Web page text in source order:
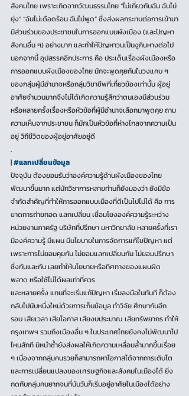
สังคมไทย เพราะเกิดจากวัฒนธรรมไทย “ไม่เกี่ยวกับฉัน ฉันไม่
ยุ่ง” “ฉันไม่เดือดร้อน ฉันไม่พูด” ซึ่งส่งผลกระทบต่อการเข้ามา
มีส่วนร่วมของประชาชนในการออกแบบผังเมือง (และปัญหา
สังคมอื่น ๆ) อย่างมาก และทำให้ปัญหาวนเป็นงูกินหางต่อไป
นอกจากนี้ อุปสรรคอีกประการ คือ ประเด็นเรื่องผังเมืองหรือ
การออกแบบผังเมืองของไทย มักจะพูดคุยกันในวงแคบ ๆ
ของกลุ่มผู้มีอำนาจหรือกลุ่มวิชาชีพที่เกี่ยวข้องเท่านั้น ผู้อยู่
อาศัยจำนวนมากจึงไม่ได้เกิดความรู้สึกว่าตนเองมีส่วนร่วม
หรือหลายครั้งเรื่องหรือหัวข้อที่ผู้มีอำนาจเลือกมาพูดคุย ถาม
ความเห็นจากประชาชน ก็มักเป็นหัวข้อที่ห่างไกลจากความเป็น
อยู่ วิถีชีวิตของผู้อยู่อาศัยอยู่ดี
.
| #แลกเปลี่ยนข้อมูล
ปัจจุบัน ต้องยอมรับว่าองค์ความรู้ด้านผังเมืองของไทย
พัฒนาขึ้นมาก แต่นักวิชาการหลายท่านก็ยังมองว่า ยังมีข้อ
จำกัดสำคัญที่ทำให้การออกแบบเมืองที่ดีเป็นไปไม่ได้ คือ การ
ขาดการถ่ายทอด แลกเปลี่ยน เชื่อมโยงองค์ความรู้ระหว่าง
หน่วยงานภาครัฐ บริษัทที่ปรึกษา มหาวิทยาลัย หลายครั้งที่เรา
มีองค์ความรู้ มีแผน มีนโยบายในการจัดการแก้ไขปัญหา แต่
เพราะการไม่ยอมคุยกัน ไม่ยอมแลกเปลี่ยนกัน ไม่ยอมปรึกษา
ซึ่งกันและกัน เลยทำให้นโยบายหรือทิศทางของแผนผิด
พลาด หรือใช้ไม่ได้ผลเท่าที่ควร
และหลายครั้ง แทนที่จะเริ่มแก้ปัญหา เริ่มลงมือในทันที ก็ต้อง
กลับไปนับหนึ่งใหม่ด้วยการเก็บข้อมูล ทำวิจัย ศึกษากันอีก
รอบ เสียเวลา เสียโอกาส เสียงบประมาณ เสียทรัพยากร ทำให้
กรุงเทพฯ รวมถึงเมืองอื่น ๆ ในประเทศไทยยังคงไม่พัฒนาไป
ไหนสักที มิหนำซ้ำยังส่งผลให้เกิดความเหลื่อมล้ำมากขึ้นเรื่อย
ๆ เนื่องจากกลุ่มคนรวยก็สามารถหาโอกาสได้จากการเติบโต
และการเปลี่ยนแปลงของเศรษฐกิจและสังคมในเมืองได้ ยิ่ง
กดทับกลุ่มคนยากจนที่นับวันก็เริ่มอยู่อาศัยในเมืองได้อย่าง